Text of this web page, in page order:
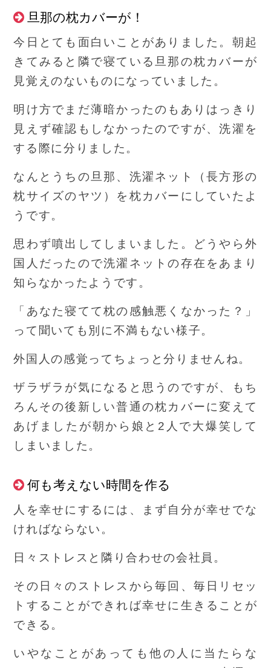
旦那の枕カバーが！
今日とても面白いことがありました。朝起
きてみると隣で寝ている旦那の枕カバーが
見覚えのないものになっていました。
明け方でまだ薄暗かったのもありはっきり
見えず確認もしなかったのですが、洗濯を
する際に分りました。
なんとうちの旦那、洗濯ネット（長方形の
枕サイズのヤツ）を枕カバーにしていたよ
うです。
思わず噴出してしまいました。どうやら外
国人だったので洗濯ネットの存在をあまり
知らなかったようです。
「あなた寝てて枕の感触悪くなかった？」
って聞いても別に不満もない様子。
外国人の感覚ってちょっと分りませんね。
ザラザラが気になると思うのですが、もち
ろんその後新しい普通の枕カバーに変えて
あげましたが朝から娘と2人で大爆笑して
しまいました。
何も考えない時間を作る
人を幸せにするには、まず自分が幸せでな
ければならない。
日々ストレスと隣り合わせの会社員。
その日々のストレスから毎回、毎日リセッ
トすることができれば幸せに生きることが
できる。
いやなことがあっても他の人に当たらな